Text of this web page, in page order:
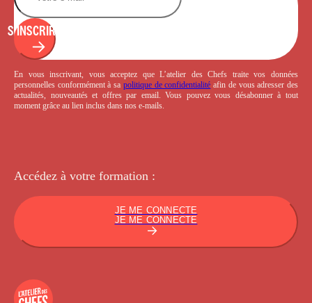
S'INSCRIRE
En vous inscrivant, vous acceptez que L’atelier des Chefs traite vos données
personnelles conformément à sa politique de confidentialité afin de vous adresser des
actualités, nouveautés et offres par email. Vous pouvez vous désabonner à tout
moment grâce au lien inclus dans nos e-mails.
Accédez à votre formation :
JE ME CONNECTE
JE ME CONNECTE